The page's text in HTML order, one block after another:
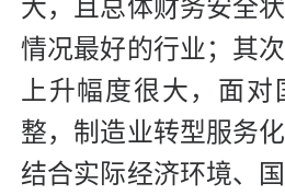
大，且总体财务安全
情况最好的行业；其
上升幅度很大，面
整，制造业转型服务
结合实际经济环境、